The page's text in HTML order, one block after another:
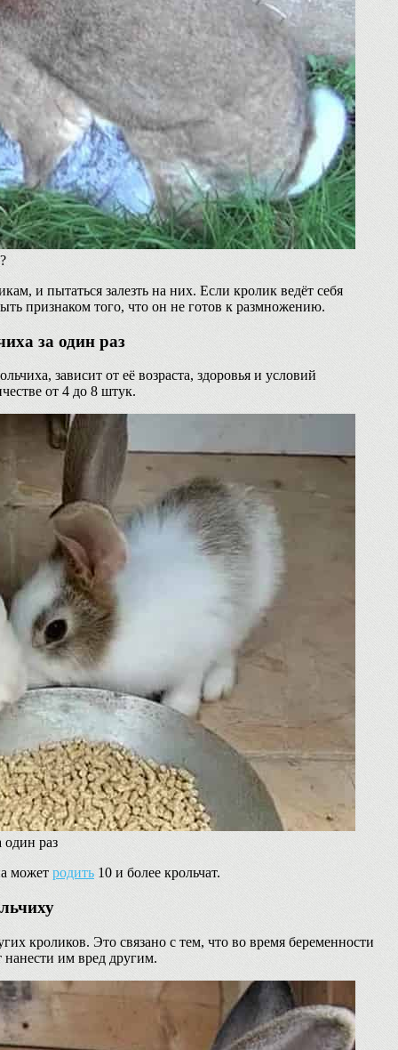
и пытаться залезть на них. Если кролик ведёт себя
признаком того, что он не готов к размножению.
за один раз
зависит от её возраста, здоровья и условий
от 4 до 8 штук.
один раз
может родить 10 и более крольчат.
кроликов. Это связано с тем, что во время беременности
нанести им вред другим.